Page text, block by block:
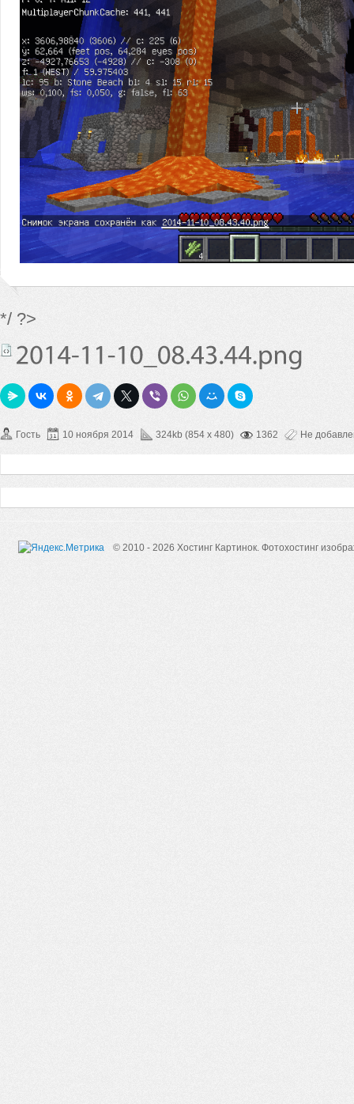
*/ ?>
Гость 10 ноября 2014 324kb (854 x 480) 1362 Не
© 2010 - 2026 Хостинг Картинок. Фотохостинг